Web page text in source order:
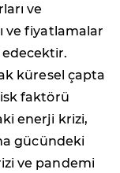
ve
ve fiyatlamalar
küresel çapta
faktörü
enerji krizi,
gücündeki
ve pandemi